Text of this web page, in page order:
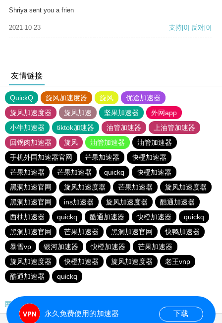
Shriya sent you a frien
2021-10-23 支持[0] 反对[0]
友情链接
QuickQ 旋风加速度器 旋风
优途加速器
旋风加速度器
旋风加速 坚果加速器
外网app
小牛加速器
tiktok加速器 油管加速器
上油管加速器
回锅肉加速器
旋风 油管加速器
油管加速器
手机外国加速器官网
芒果加速器
快橙加速器
芒果加速器
芒果加速器 quickq
快橙加速器
黑洞加速官网
旋风加速度器 芒果加速器
旋风加速度器
黑洞加速官网
ins加速器 旋风加速度器
酷通加速器
西柚加速器
quickq 酷通加速器 快橙加速器
quickq
黑洞加速官网
芒果加速器 黑洞加速官网
快鸭加速器
暴雪vp
银河加速器 快橙加速器
芒果加速器
旋风加速度器
快橙加速器 旋风加速度器
老王vnp
酷通加速器
quickq
网站地图
永久免费使用的加速器 下载